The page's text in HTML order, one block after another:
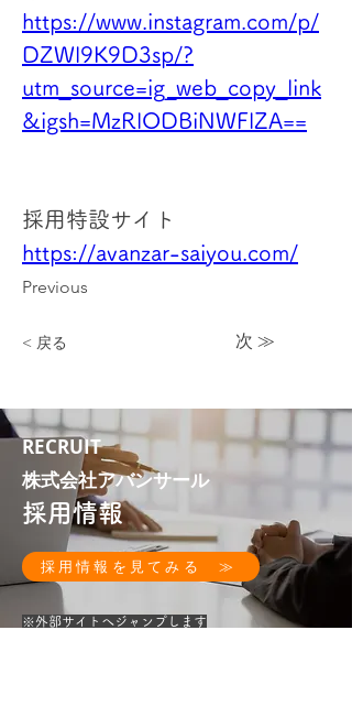
https://www.instagram.com/p/
DZWl9K9D3sp/?
utm_source=ig_web_copy_link
&igsh=MzRlODBiNWFlZA==
採用特設サイト
https://avanzar-saiyou.com/
Previous
< 戻る 次 ≫
RECRUIT
株式会社アバンサール
採用情報
採用情報を見てみる ≫
​※外部サイトへジャンプします